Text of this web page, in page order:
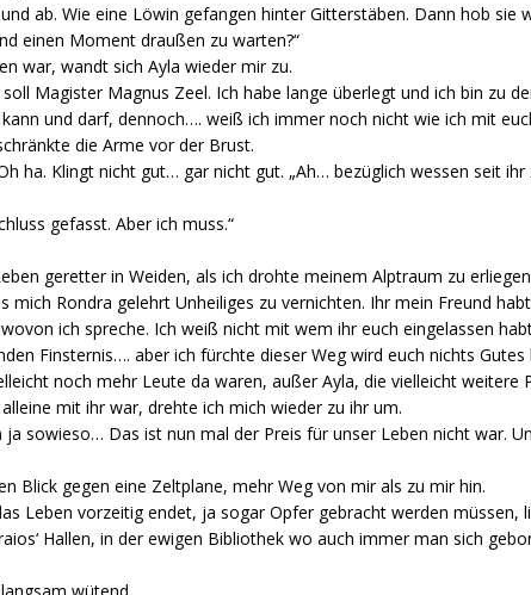
ab. Wie eine Löwin gefangen hinter Gitterstäben. Dann hob sie
einen Moment draußen zu warten?“
war, wandt sich Ayla wieder mir zu.
Magister Magnus Zeel. Ich habe lange überlegt und ich bin zu
und darf, dennoch…. weiß ich immer noch nicht wie ich mit
die Arme vor der Brust.
ha. Klingt nicht gut… gar nicht gut. „Ah… bezüglich wessen seit
gefasst. Aber ich muss.“
geretter in Weiden, als ich drohte meinem Alptraum zu
Rondra gelehrt Unheiliges zu vernichten. Ihr mein Freund
ich spreche. Ich weiß nicht mit wem ihr euch eingelassen
Finsternis…. aber ich fürchte dieser Weg wird euch nichts Gutes
noch mehr Leute da waren, außer Ayla, die vielleicht weitere
mit ihr war, drehte ich mich wieder zu ihr um.
sowieso… Das ist nun mal der Preis für unser Leben nicht war.
Blick gegen eine Zeltplane, mehr Weg von mir als zu mir hin.
Leben vorzeitig endet, ja sogar Opfer gebracht werden müssen,
Hallen, in der ewigen Bibliothek wo auch immer man sich